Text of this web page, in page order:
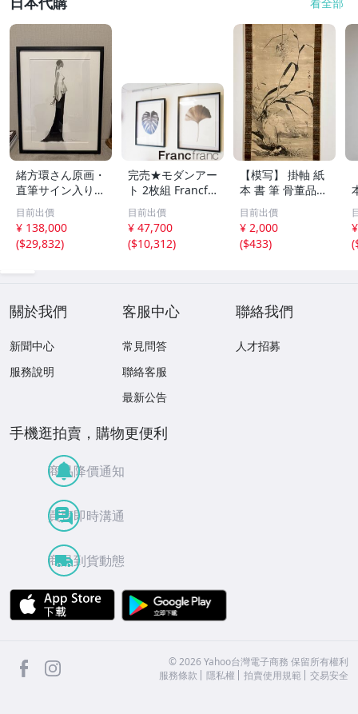
緒方環さん原画・
直筆サイン入り・
フレーム付き・真
作。墨画。
目前出價
¥ 138,000
($29,832)
完売★モダンアー
ト 2枚組 Francfr
anc フランフラン
モノクロームサマ
ー アートプリン
ト サイズ 63×84
目前出價
¥ 47,700
($10,312)
【模写】 掛軸 紙
本 書 筆 骨董品
美術 水墨画 430
目前出價
¥ 2,000
($433)
(
關於我們
新聞中心
服務說明
客服中心
常見問答
聯絡客服
最新公告
聯絡我們
人才招募
手機逛拍賣，購物更便利
商品降價通知
買賣即時溝通
商品到貨動態
APP Store
facebook ©2026 Yahoo台灣電子商務 保留所有權利
服務條款
隱私權 拍賣使用規範 交易安全